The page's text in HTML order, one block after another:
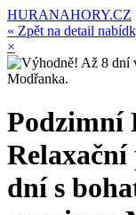
HURANAHORY.CZ
« Zpět na detail
×
Podzimní
Relaxační
dní s